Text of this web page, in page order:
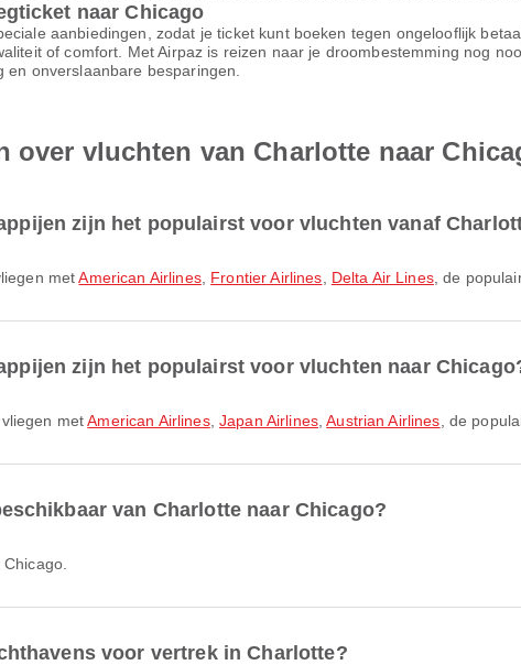
naar Chicago
aanbiedingen, zodat je ticket kunt boeken tegen ongelooflijk
of comfort. Met Airpaz is reizen naar je droombestemming nog
onverslaanbare besparingen.
over vluchten van Charlotte naar
zijn het populairst voor vluchten vanaf
metAmerican Airlines, Frontier Airlines Delta Air Lines, de
zijn het populairst voor vluchten naar
vliegen metAmerican Airlines, Japan Airlines,Austrian Airlines , de
van Charlotte naar Chicago?
voor vertrek in Charlotte?